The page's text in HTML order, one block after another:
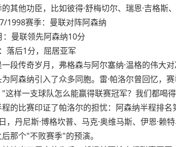
其他功臣，比如彼得·舒梅切尔、瑞恩·吉格斯
1998赛季：曼联对阵阿森纳
：曼联领先阿森纳10分
落后1分，屈居亚军
一段传奇岁月，弗格森与阿尔塞纳·温格的伟大
为阿森纳引入了众多同胞。雷·帕洛尔曾回忆，
这样一支球队怎么能赢得联赛冠军？我们都喝
程的比赛印证了帕洛尔的担忧：阿森纳半程排
，丹尼斯·博格坎普、马克·奥维马斯、伊恩·
那个"不败赛季"的预演。